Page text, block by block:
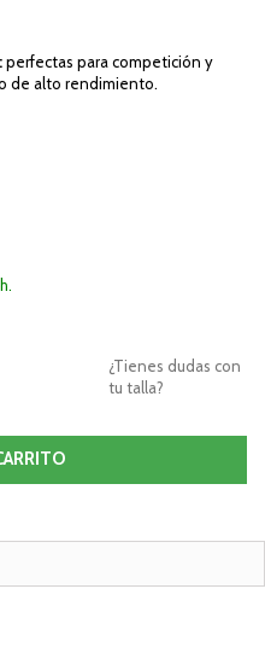
perfectas para competición y
de alto rendimiento.
¿Tienes dudas con
tu talla?